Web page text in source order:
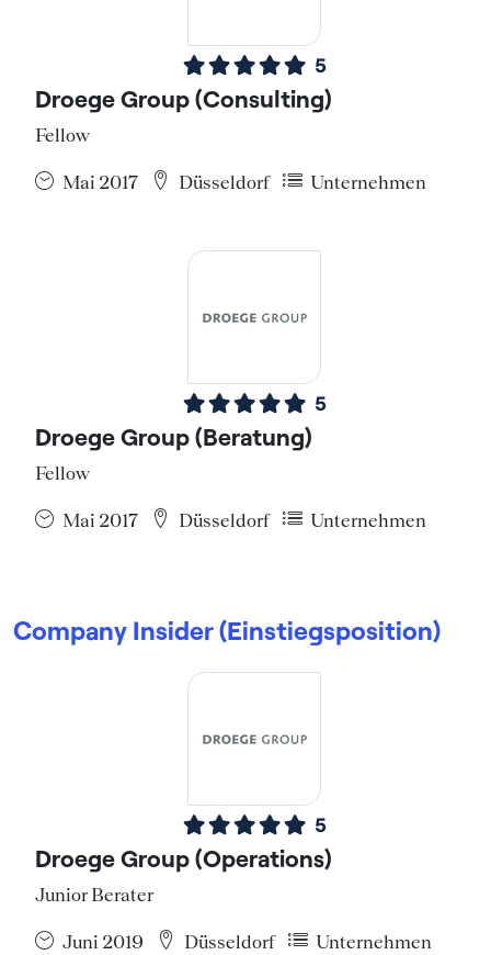
5
Droege Group (Consulting)
Fellow
Mai 2017 Düsseldorf Unternehmen
5
Droege Group (Beratung)
Fellow
Mai 2017 Düsseldorf Unternehmen
Company Insider (Einstiegsposition)
5
Droege Group (Operations)
Junior Berater
Juni 2019 Düsseldorf Unternehmen